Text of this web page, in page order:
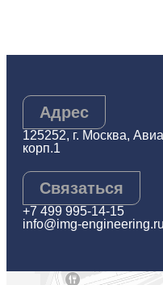
Адрес
125252, г. Москва,
корп.1
Связаться
+7 499 995-14-15
info@img-engineering.ru